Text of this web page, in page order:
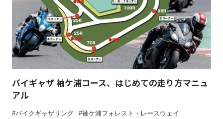
バイギャザ 袖ケ浦コース、はじめての走り方マニュ
アル
バイクギャザリング
袖ケ浦フォレスト・レースウェイ